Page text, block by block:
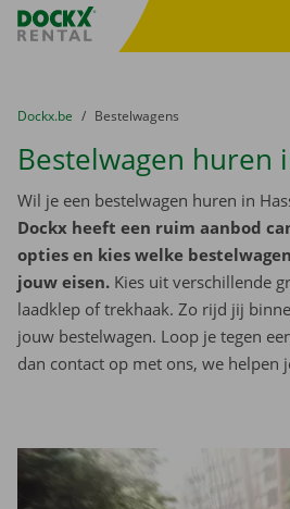
Fratello DEMO
U bevindt zich hier:
van
Dockx.be naar
Bestelwagens
Bestelwagen huren
Wil je een bestelwagen huren in
Dockx heeft een ruim aanbod
opties en kies welke
jouw eisen. Kies uit verschillende
laadklep of trekhaak. Zo rijd jij
jouw bestelwagen. Loop je tegen
dan contact op met ons, we helpen